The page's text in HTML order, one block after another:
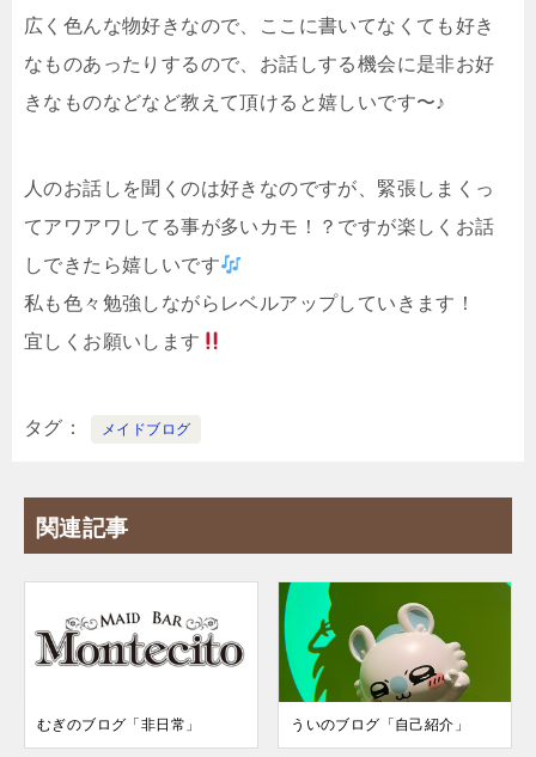
広く色んな物好きなので、ここに書いてなくても好き
なものあったりするので、お話しする機会に是非お好
きなものなどなど教えて頂けると嬉しいです〜♪
人のお話しを聞くのは好きなのですが、緊張しまくっ
てアワアワしてる事が多いカモ！？ですが楽しくお話
しできたら嬉しいです
私も色々勉強しながらレベルアップしていきます！
宜しくお願いします
タグ メイドブログ
関連記事
むぎのブログ「非日常」 ういのブログ「自己紹介」